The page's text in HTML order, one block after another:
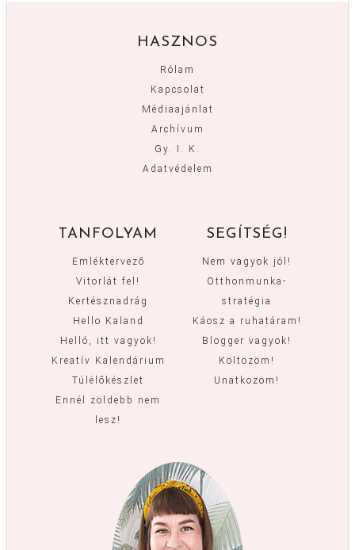
HASZNOS
Rólam
Kapcsolat
Médiaajánlat
Archívum
Gy. I. K.
Adatvédelem
TANFOLYAM
Emléktervező
Vitorlát fel!
Kertésznadrág
Hello Kaland
Helló, itt vagyok!
Kreatív Kalendárium
Túlélőkészlet
Ennél zöldebb nem
lesz!
SEGÍTSÉG!
Nem vagyok jól!
Otthonmunka-
stratégia
Káosz a ruhatáram!
Blogger vagyok!
Költözöm!
Unatkozom!